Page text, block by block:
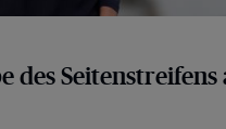
des Seitenstreifens